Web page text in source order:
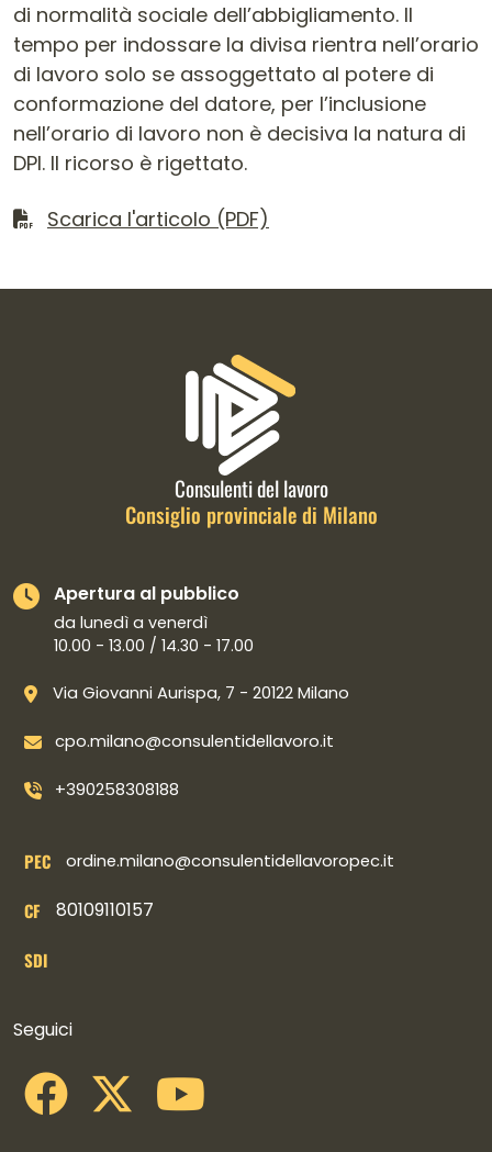
di normalità sociale dell’abbigliamento. Il
tempo per indossare la divisa rientra nell’orario
di lavoro solo se assoggettato al potere di
conformazione del datore, per l’inclusione
nell’orario di lavoro non è decisiva la natura di
DPI. Il ricorso è rigettato.
Scarica il file
Scarica l'articolo (PDF)
Informazioni di contatto e link
Consulenti del lavoro
Consiglio provinciale di Milano
Apertura al pubblico
da lunedì a venerdì
10.00 - 13.00 / 14.30 - 17.00
Via Giovanni Aurispa, 7 - 20122 Milano
cpo.milano@consulentidellavoro.it
+390258308188
PEC ordine.milano@consulentidellavoropec.it
CF 80109110157
SDI
Seguici